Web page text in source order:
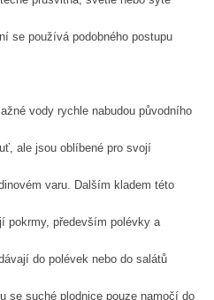
se používá podobného postupu
vody rychle nabudou původního
ale jsou oblíbené pro svojí
varu. Dalším kladem této
pokrmy, především polévky a
do polévek nebo do salátů
se suché plodnice pouze namočí do